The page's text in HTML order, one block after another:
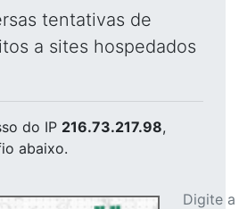
tentativas de
a sites hospedados
do IP 216.73.217.98,
abaixo.
Digite